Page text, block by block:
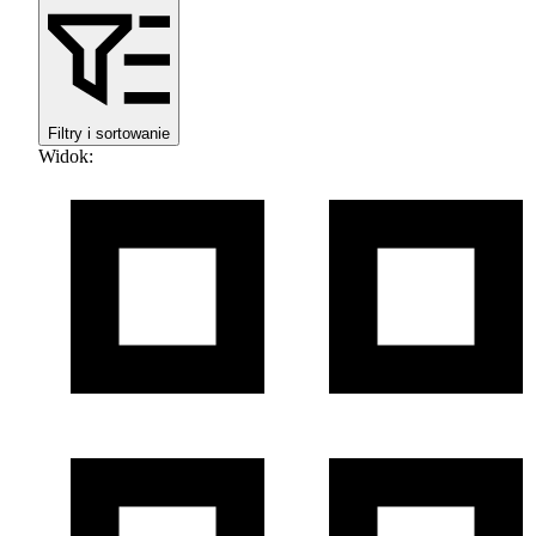
Filtry i sortowanie
Widok: